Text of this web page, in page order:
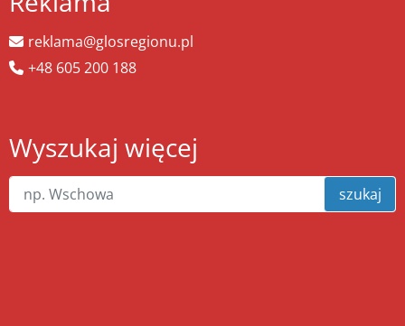
reklama@glosregionu.pl
+48 605 200 188
Wyszukaj więcej
szukaj